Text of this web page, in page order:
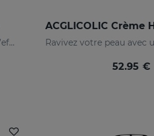
Ravivez votre peau avec un niveau d’efficacité jamais égalé
52.95 €